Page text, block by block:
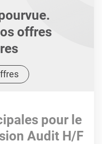
offres
pour le
Audit H/F